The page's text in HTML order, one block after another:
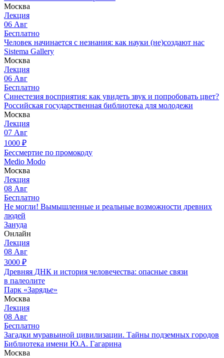
Москва
Лекция
06 Авг
Бесплатно
Человек начинается с незнания: как науки (не)создают нас
Sistema Gallery
Москва
Лекция
06 Авг
Бесплатно
Синестезия восприятия: как увидеть звук и попробовать цвет?
Российская государственная библиотека для молодежи
Москва
Лекция
07 Авг
1000 ₽
Бессмертие по промокоду
Medio Modo
Москва
Лекция
08 Авг
Бесплатно
Не могли! Вымышленные и реальные возможности древних
людей
Зануда
Онлайн
Лекция
08 Авг
3000 ₽
Древняя ДНК и история человечества: опасные связи
в палеолите
Парк «Зарядье»
Москва
Лекция
08 Авг
Бесплатно
Загадки муравьиной цивилизации. Тайны подземных городов
Библиотека имени Ю.А. Гагарина
Москва